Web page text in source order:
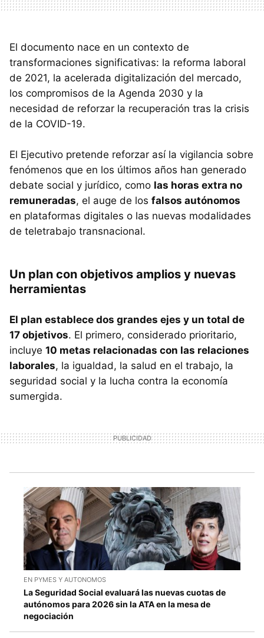
El documento nace en un contexto de
transformaciones significativas: la reforma laboral
de 2021, la acelerada digitalización del mercado,
los compromisos de la Agenda 2030 y la
necesidad de reforzar la recuperación tras la crisis
de la COVID-19.
El Ejecutivo pretende reforzar así la vigilancia sobre
fenómenos que en los últimos años han generado
debate social y jurídico, como las horas extra no
remuneradas, el auge de los falsos autónomos
en plataformas digitales o las nuevas modalidades
de teletrabajo transnacional.
Un plan con objetivos amplios y nuevas
herramientas
El plan establece dos grandes ejes y un total de
17 objetivos. El primero, considerado prioritario,
incluye 10 metas relacionadas con las relaciones
laborales, la igualdad, la salud en el trabajo, la
seguridad social y la lucha contra la economía
sumergida.
EN PYMES Y AUTONOMOS
La Seguridad Social evaluará las nuevas cuotas de
autónomos para 2026 sin la ATA en la mesa de
negociación